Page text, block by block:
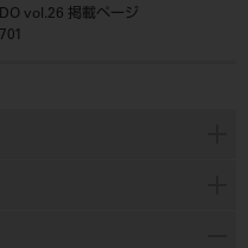
DO vol.26 掲載ページ
701